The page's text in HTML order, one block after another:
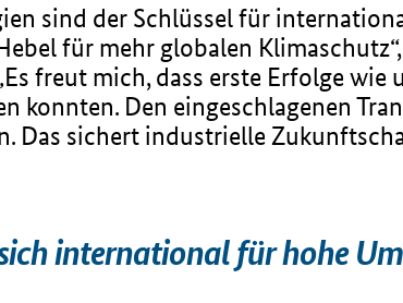
sind der Schlüssel für
für mehr globalen
freut mich, dass erste Erfolge
konnten. Den eingeschlagenen
Das sichert industrielle
international für hohe